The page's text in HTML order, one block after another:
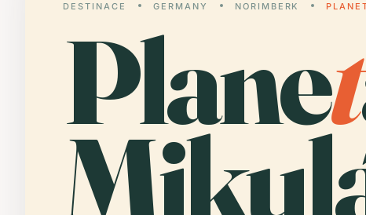
DESTINACE GERMANY NORIMBERK
Planet